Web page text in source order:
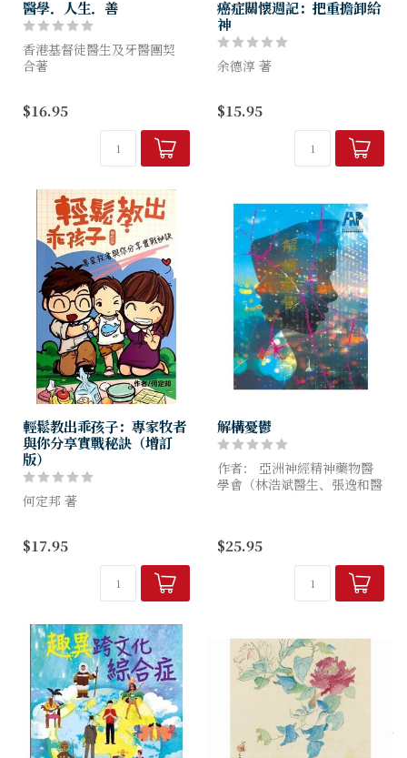
醫學．人生．善
香港基督徒醫生及牙醫團契
合著
冊。最初出版原意是把每日病
人問醫生的實際問題及簡單答
錄，作為醫學常識分享。慢慢
地，發覺原來對醫學...
$16.95
癌症關懷週記：把重擔卸給
神
余德淳 著
的「護心行動」癌關小組探訪
隊義工的探訪經歷、與癌友溝
通的心得和個人分享。有些義
工是患癌多年的癌症病友，他
$15.95
輕鬆教出乖孩子：專家牧者
與你分享實戰秘訣（增訂
版）
何定邦 著
本書作者就其多年訓練兒童的
經驗，為父母們提供簡單實用
的育兒心得，希望父母們看後
$17.95
解構憂鬱
作者： 亞洲神經精神藥物醫
學會（林浩斌醫生、張逸和醫
生、麥棨諾醫生、潘曉樺醫
$25.95